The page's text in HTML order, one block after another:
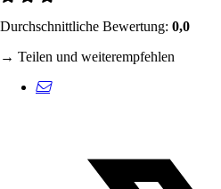
Durchschnittliche Bewertung: 0,0
→ Teilen und weiterempfehlen